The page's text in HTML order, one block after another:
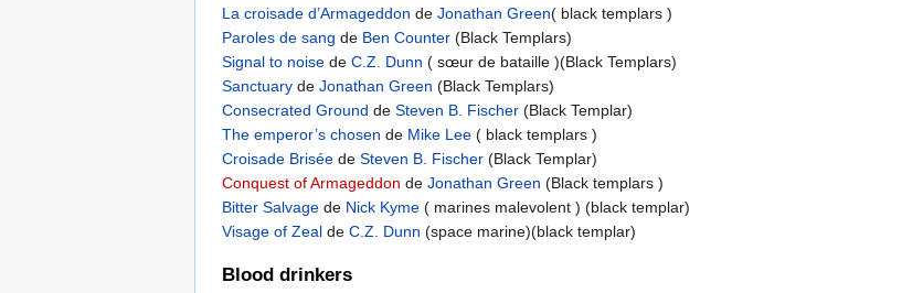
La croisade d’Armageddon de Jonathan Green( black templars )
Paroles de sang de Ben Counter (Black Templars)
Signal to noise de C.Z. Dunn ( sœur de bataille )(Black Templars)
Sanctuary de Jonathan Green (Black Templars)
Consecrated Ground de Steven B. Fischer (Black Templar)
The emperor’s chosen de Mike Lee ( black templars )
Croisade Brisée de Steven B. Fischer (Black Templar)
Conquest of Armageddon de Jonathan Green (Black templars )
Bitter Salvage de Nick Kyme ( marines malevolent ) (black templar)
Visage of Zeal de C.Z. Dunn (space marine)(black templar)
Blood drinkers